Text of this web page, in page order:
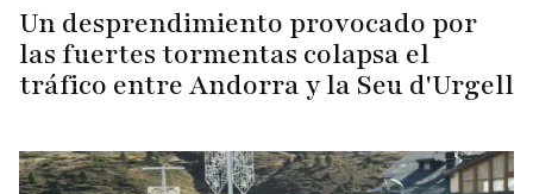
Un desprendimiento provocado por
las fuertes tormentas colapsa el
tráfico entre Andorra y la Seu d'Urgell